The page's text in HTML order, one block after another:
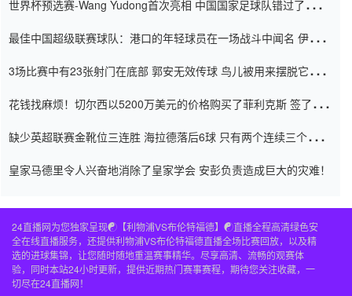
世界杯预选赛-Wang Yudong首次亮相 中国国家足球队错过了世界
最佳中国超级联赛球队：港口的年轻球员在一场战斗中闻名 伊万放
3场比赛中有23张射门在底部 郭安无效传球 鸟儿被用来摆脱它
花钱找麻烦！切尔西以5200万美元的价格购买了菲利克斯 签了7年
缺少英超联赛金靴位三连胜 海拉德落后6球 只有两个连续三个连续
皇家马德里令人兴奋地消除了皇家学会 安彭负责造成巨大的灾难！
24直播网为您独家呈现☯️【利物浦VS布伦特福德】☯️直播全程高清绿色安
全在线直播服务，还提供利物浦VS布伦特福德直播全场比赛回放，以及精
选的进球集锦，让您随时随地重温赛事精华。尽享高清、流畅的观赛体
验，同时本站24小时更新，提供近期热门赛事赛程，期待您关注收藏，一
切尽在24直播网！